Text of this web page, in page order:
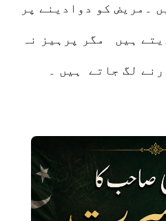
۔مریض کو دوادینے پر
ہیں مگر پرہیز نہ
لگ جاتے ہیں ۔